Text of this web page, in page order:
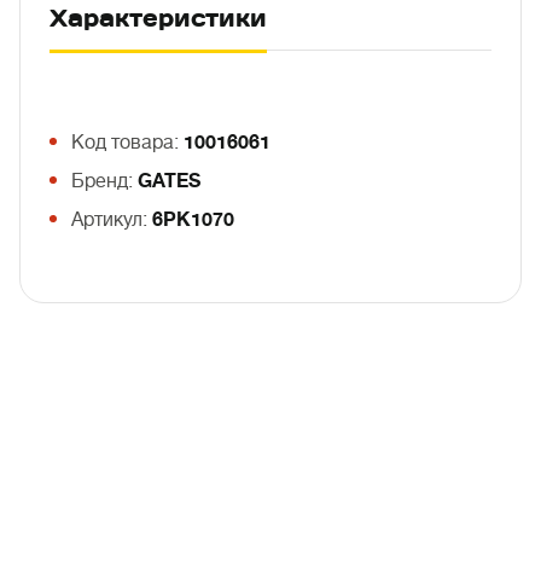
Характеристики
Код товара: 10016061
Бренд: GATES
Артикул: 6PK1070